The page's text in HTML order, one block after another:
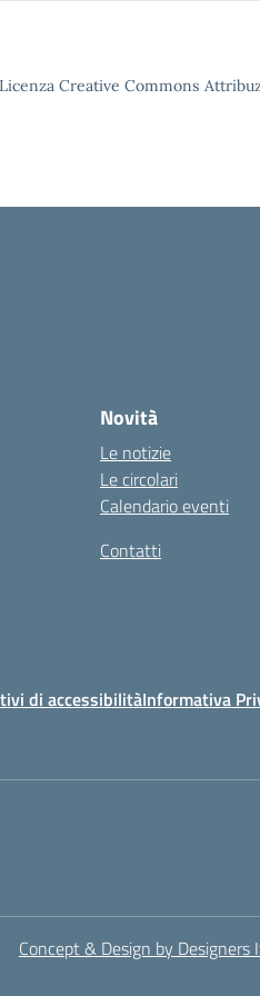
Creative Commons
Novità
Le notizie
Le circolari
Calendario eventi
Contatti
di accessibilitàInformativa
Concept & Design by Designers